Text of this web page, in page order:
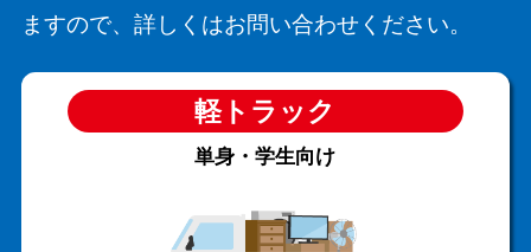
ますので、詳しくはお問い合わせください。
軽トラック
単身・学生向け